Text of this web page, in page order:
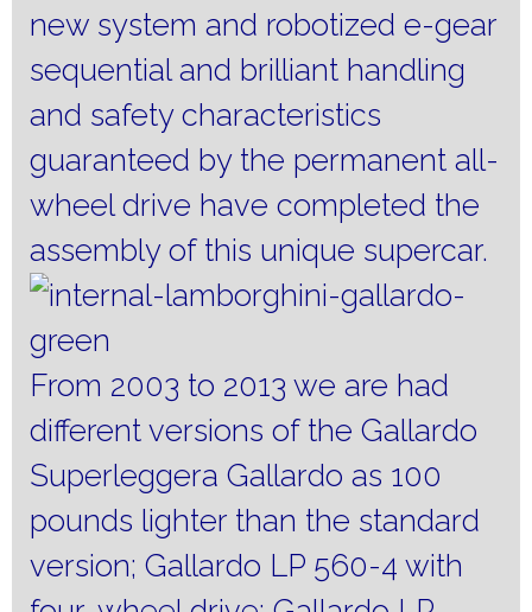
new system and robotized e-gear
sequential and brilliant handling
and safety characteristics
guaranteed by the permanent all-
wheel drive have completed the
assembly of this unique supercar.
From 2003 to 2013 we are had
different versions of the Gallardo
Superleggera Gallardo as 100
pounds lighter than the standard
version; Gallardo LP 560-4 with